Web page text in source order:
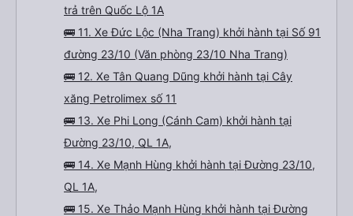
trả trên Quốc Lộ 1A
🚌 11. Xe Đức Lộc (Nha Trang) khởi hành tại Số 91
đường 23/10 (Văn phòng 23/10 Nha Trang)
🚌 12. Xe Tân Quang Dũng khởi hành tại Cây
xăng Petrolimex số 11
🚌 13. Xe Phi Long (Cánh Cam) khởi hành tại
Đường 23/10, QL 1A,
🚌 14. Xe Mạnh Hùng khởi hành tại Đường 23/10,
QL 1A,
🚌 15. Xe Thảo Mạnh Hùng khởi hành tại Đường